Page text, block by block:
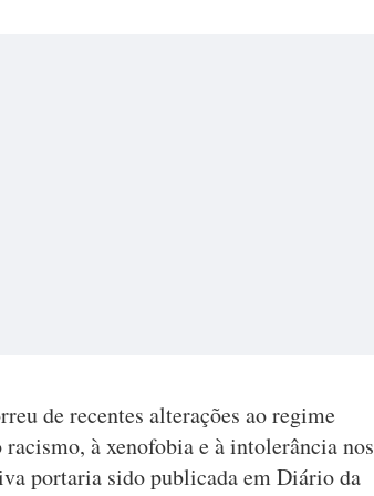
de recentes alterações ao regime
à xenofobia e à intolerância nos
portaria sido publicada em Diário da